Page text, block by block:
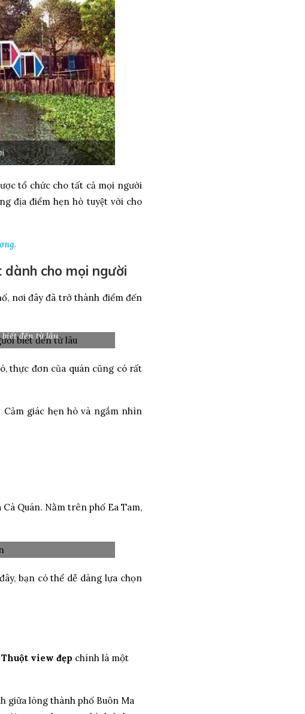
tổ chức cho tất cả mọi người
địa điểm hẹn hò tuyệt vời cho
cho mọi người
nơi đây đã trở thành điểm đến
biết đến từ lâu
thực đơn của quán cũng có rất
giác hẹn hò và ngắm nhìn
Quán. Nằm trên phố Ea Tam,
bạn có thể dễ dàng lựa chọn
Thuột view đẹp chính là một
giữa lòng thành phố Buôn Ma